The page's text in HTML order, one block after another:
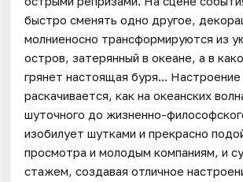
быстро сменять одно другое,
молниеносно трансформируются из
остров, затерянный в океане, а в
грянет настоящая буря... Настроение
раскачивается, как на океанских
шуточного до жизненно-
изобилует шутками и прекрасно
просмотра и молодым компаниям, и
стажем, создавая отличное